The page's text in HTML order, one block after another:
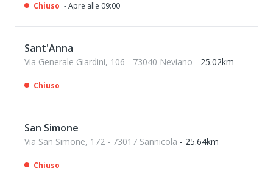
Chiuso - Apre alle 09:00
Sant'Anna
Via Generale Giardini, 106 - 73040 Neviano - 25.02km
Chiuso
San Simone
Via San Simone, 172 - 73017 Sannicola - 25.64km
Chiuso